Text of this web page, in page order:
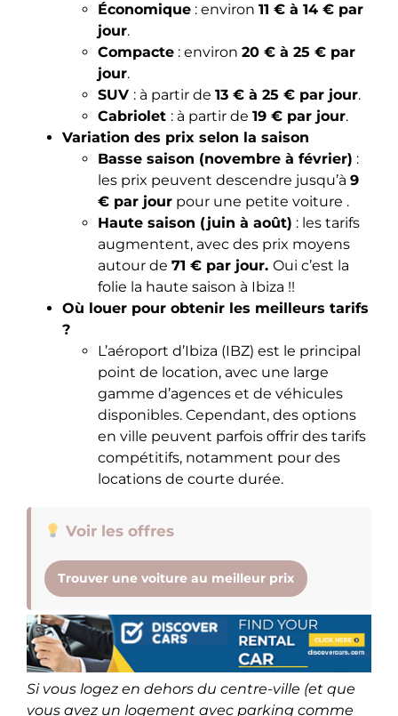
Économique : environ 11 € à 14 € par
jour.
Compacte : environ 20 € à 25 € par
jour.
SUV : à partir de 13 € à 25 € par jour.
Cabriolet : à partir de 19 € par jour.
Variation des prix selon la saison
Basse saison (novembre à février) :
les prix peuvent descendre jusqu’à 9
€ par jour pour une petite voiture .
Haute saison (juin à août) : les tarifs
augmentent, avec des prix moyens
autour de 71 € par jour. Oui c’est la
folie la haute saison à Ibiza !!
Où louer pour obtenir les meilleurs tarifs
?
L’aéroport d’Ibiza (IBZ) est le principal
point de location, avec une large
gamme d’agences et de véhicules
disponibles. Cependant, des options
en ville peuvent parfois offrir des tarifs
compétitifs, notamment pour des
locations de courte durée.
Voir les offres
Trouver une voiture au meilleur prix
Si vous logez en dehors du centre-ville (et que
vous avez un logement avec parking comme